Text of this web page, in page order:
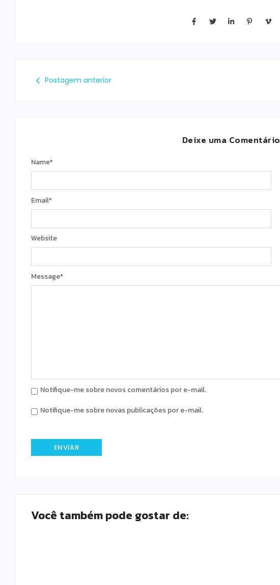
Postagem anterior
Deixe uma Comentário
Message*
Name*
Email*
Website
Notifique-me sobre novos comentários por e-mail.
Notifique-me sobre novas publicações por e-mail.
Você também pode gostar de: